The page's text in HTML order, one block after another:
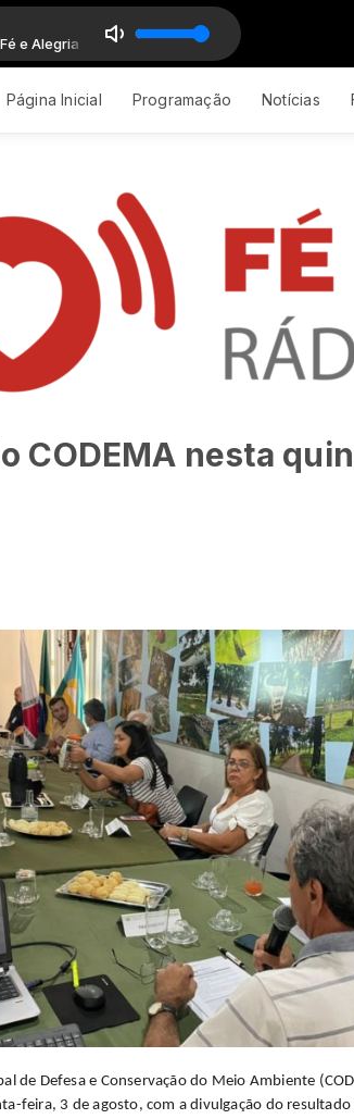
Alegria
- BEM QUERER
Página Inicial Programação Notícias
CODEMA nesta
de Defesa e Conservação do Meio Ambiente
feira, 3 de agosto, com a divulgação do